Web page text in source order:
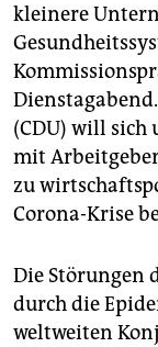
genossenschaft
epaper login
kleinere
(CDU) will sich
mit
zu
Corona-Krise
Die Störungen
durch die
weltweiten